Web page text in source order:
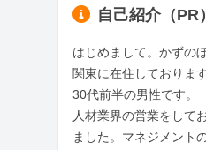
自己紹介（PR）
はじめまして。かずの
関東に在住しております
30代前半の男性です。
人材業界の営業をして
ました。マネジメント